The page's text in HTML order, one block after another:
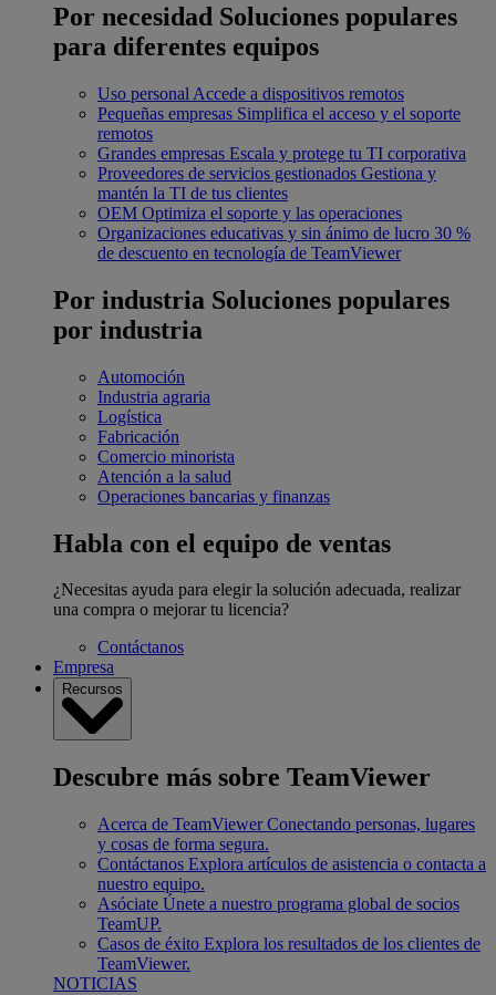
Por necesidad Soluciones populares
para diferentes equipos
Uso personal Accede a dispositivos remotos
Pequeñas empresas Simplifica el acceso y el soporte
remotos
Grandes empresas Escala y protege tu TI corporativa
Proveedores de servicios gestionados Gestiona y
mantén la TI de tus clientes
OEM Optimiza el soporte y las operaciones
Organizaciones educativas y sin ánimo de lucro 30 %
de descuento en tecnología de TeamViewer
Por industria Soluciones populares
por industria
Automoción
Industria agraria
Logística
Fabricación
Comercio minorista
Atención a la salud
Operaciones bancarias y finanzas
Habla con el equipo de ventas
¿Necesitas ayuda para elegir la solución adecuada, realizar
una compra o mejorar tu licencia?
Contáctanos
Empresa
Recursos
Descubre más sobre TeamViewer
Acerca de TeamViewer Conectando personas, lugares
y cosas de forma segura.
Contáctanos Explora artículos de asistencia o contacta a
nuestro equipo.
Asóciate Únete a nuestro programa global de socios
TeamUP.
Casos de éxito Explora los resultados de los clientes de
TeamViewer.
NOTICIAS